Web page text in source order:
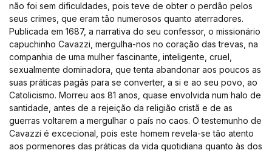
não foi sem dificuldades, pois teve de obter o perdão pelos
seus crimes, que eram tão numerosos quanto aterradores.
Publicada em 1687, a narrativa do seu confessor, o missionário
capuchinho Cavazzi, mergulha-nos no coração das trevas, na
companhia de uma mulher fascinante, inteligente, cruel,
sexualmente dominadora, que tenta abandonar aos poucos as
suas práticas pagãs para se converter, a si e ao seu povo, ao
Catolicismo. Morreu aos 81 anos, quase envolvida num halo de
santidade, antes de a rejeição da religião cristã e de as
guerras voltarem a mergulhar o país no caos. O testemunho de
Cavazzi é excecional, pois este homem revela-se tão atento
aos pormenores das práticas da vida quotidiana quanto às dos